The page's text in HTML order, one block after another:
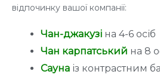
відпочинку вашої компанії:
Чан-джакузі на 4-6 осіб
Чан карпатський на 8
Сауна із контрастним